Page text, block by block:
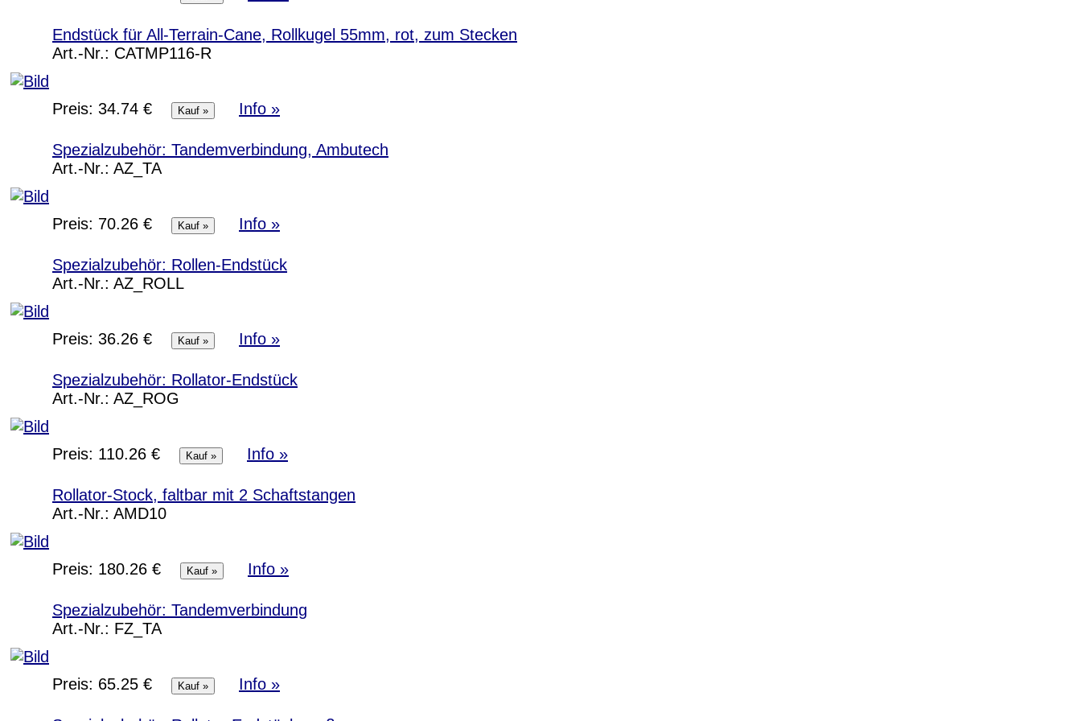
Endstück für All-Terrain-Cane, Rollkugel 55mm, rot, zum Stecken
Art.-Nr.: CATMP116-R
Preis: 34.74 € Info »
Spezialzubehör: Tandemverbindung, Ambutech
Art.-Nr.: AZ_TA
Preis: 70.26 € Info »
Spezialzubehör: Rollen-Endstück
Art.-Nr.: AZ_ROLL
Preis: 36.26 € Info »
Spezialzubehör: Rollator-Endstück
Art.-Nr.: AZ_ROG
Preis: 110.26 € Info »
Rollator-Stock, faltbar mit 2 Schaftstangen
Art.-Nr.: AMD10
Preis: 180.26 € Info »
Spezialzubehör: Tandemverbindung
Art.-Nr.: FZ_TA
Preis: 65.25 € Info »